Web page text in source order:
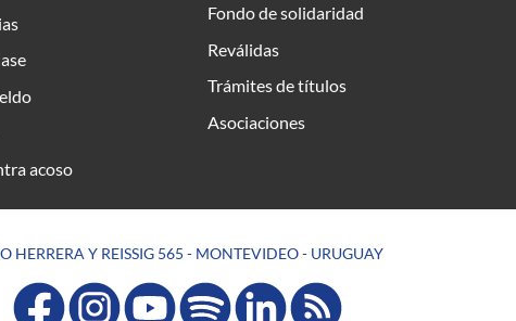
acoso
Fondo de solidaridad
Reválidas
Trámites de títulos
Asociaciones
HERRERA Y REISSIG 565 - MONTEVIDEO - URUGUAY